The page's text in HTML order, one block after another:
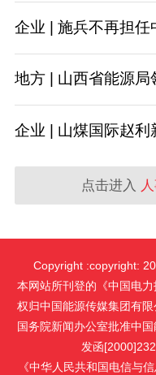
企业 | 施兵不再担
地方 | 山西省能源局
企业 | 山煤国际赵利
点击进入
Copyright :copyright:
本网站所刊登的《中国电
权归中国能源传媒集团有
国务院新闻办公室批准中
发函
《中华人民共和国电信与